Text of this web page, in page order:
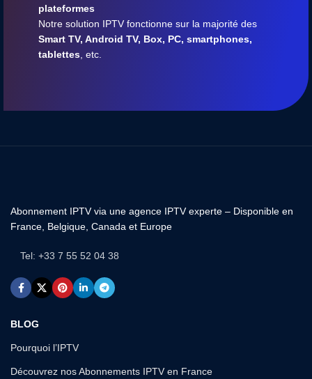
plateformes
Notre solution IPTV fonctionne sur la majorité des
Smart TV, Android TV, Box, PC, smartphones,
tablettes , etc.
Abonnement IPTV via une agence IPTV experte – Disponible en
France, Belgique, Canada et Europe
Tel: +33 7 55 52 04 38
BLOG
Pourquoi l’IPTV
Découvrez nos Abonnements IPTV en France